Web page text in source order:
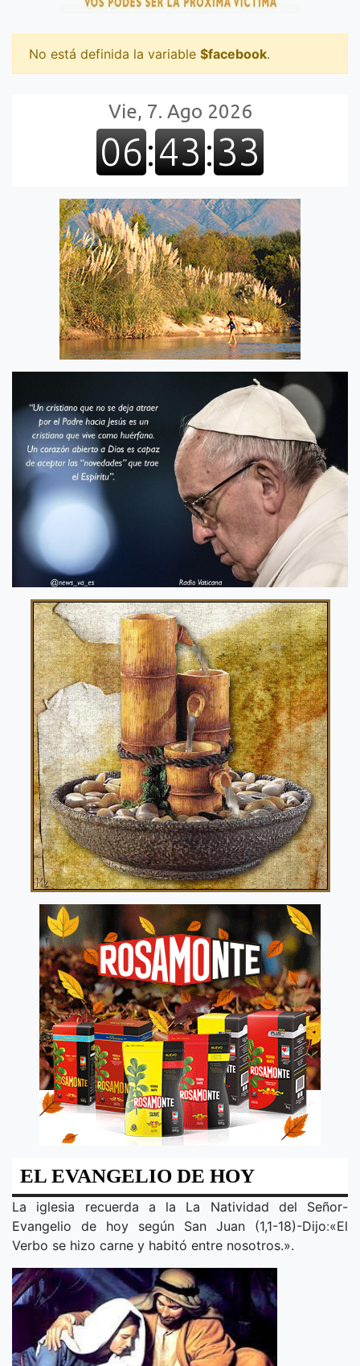
No está definida la variable $facebook.
EL EVANGELIO DE HOY
La iglesia recuerda a la La Natividad del Señor-
Evangelio de hoy según San Juan (1,1-18)-Dijo:«El
Verbo se hizo carne y habitó entre nosotros.».